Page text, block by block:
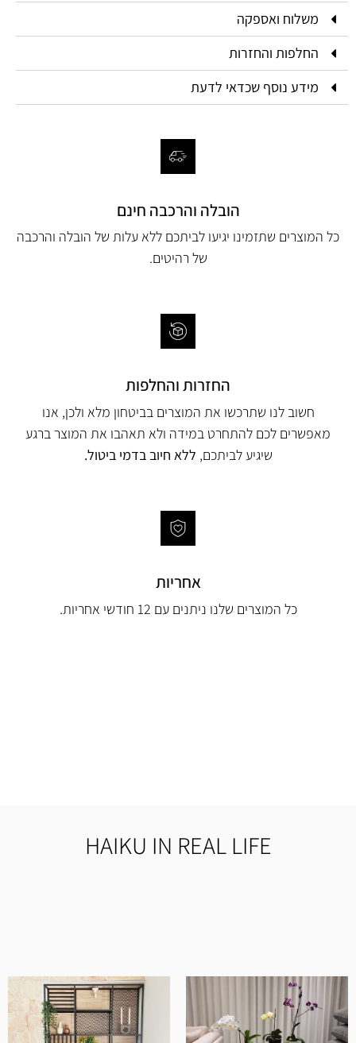
משלוח ואספקה
החלפות והחזרות
מידע נוסף שכדאי לדעת
הובלה והרכבה חינם
כל המוצרים שתזמינו יגיעו לביתכם ללא עלות של הובלה והרכבה
של רהיטים.
החזרות והחלפות
חשוב לנו שתרכשו את המוצרים בביטחון מלא ולכן, אנו
מאפשרים לכם להתחרט במידה ולא תאהבו את המוצר ברגע
שיגיע לביתכם, ללא חיוב בדמי ביטול.
אחריות
כל המוצרים שלנו ניתנים עם 12 חודשי אחריות.
HAIKU IN REAL LIFE
מוצרים איכותיים ומוקפדים, שירות ויחס מדהים
ובסך הכל חנות ברמה אחרת.